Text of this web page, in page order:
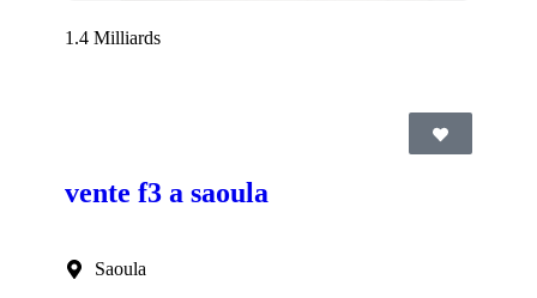
1.4 Milliards
vente f3 a saoula
Saoula